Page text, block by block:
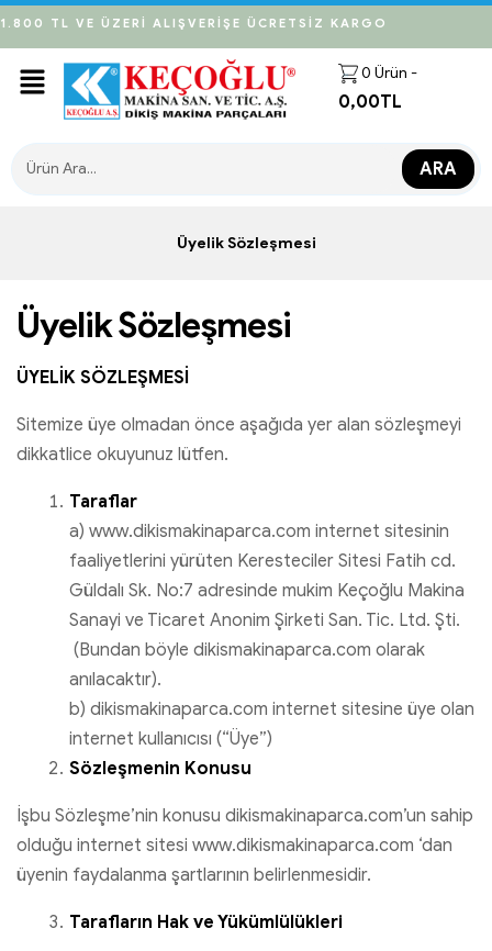
1.800 TL VE ÜZERİ ALIŞVERİŞE ÜCRETSİZ KARGO
0 Ürün -
0,00TL
ARA
Üyelik Sözleşmesi
Üyelik Sözleşmesi
ÜYELİK SÖZLEŞMESİ
Sitemize üye olmadan önce aşağıda yer alan sözleşmeyi
dikkatlice okuyunuz lütfen.
Taraflar
a) www.dikismakinaparca.com internet sitesinin
faaliyetlerini yürüten Keresteciler Sitesi Fatih cd.
Güldalı Sk. No:7 adresinde mukim Keçoğlu Makina
Sanayi ve Ticaret Anonim Şirketi San. Tic. Ltd. Şti.
(Bundan böyle dikismakinaparca.com olarak
anılacaktır).
b) dikismakinaparca.com internet sitesine üye olan
internet kullanıcısı (“Üye”)
Sözleşmenin Konusu
İşbu Sözleşme’nin konusu dikismakinaparca.com’un sahip
olduğu internet sitesi www.dikismakinaparca.com ‘dan
üyenin faydalanma şartlarının belirlenmesidir.
Tarafların Hak ve Yükümlülükleri